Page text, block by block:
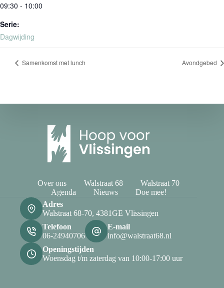
09:30 - 10:00
Serie:
Dagwijding
Samenkomst met lunch Avondgebed
Over ons Walstraat 68
Walstraat 70
Agenda
Nieuws
Doe mee!
Adres
Walstraat 68-70, 4381GE Vlissingen
Telefoon
06-24940706
E-mail
info@walstraat68.nl
Openingstijden
Woensdag t/m zaterdag van 10:00-17:00 uur